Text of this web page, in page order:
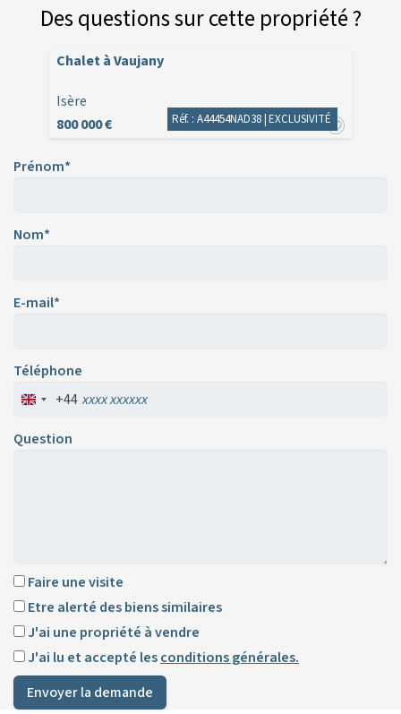
Des questions sur cette propriété ?
Chalet à Vaujany
Isère
800 000 €
Réf. : A44454NAD38 |EXCLUSIVITÉ
Prénom*
Nom*
E-mail*
Téléphone
+44
Question
Faire une visite
Etre alerté des biens similaires
J'ai une propriété à vendre
J'ai lu et accepté lesconditions générales.
Envoyer la demande